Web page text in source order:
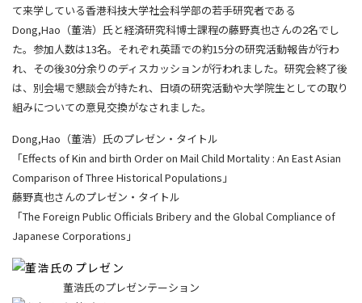
て来学している香港科技大学社会科学部の若手研究者である
Dong,Hao（董浩）氏と経済研究科博士課程の藤野真也さんの2名でし
た。参加人数は13名。それぞれ英語での約15分の研究活動報告が行わ
れ、その後30分余りのディスカッションが行われました。研究会終了後
は、別会場で懇談会が持たれ、日頃の研究活動や大学院生としての取り
組みについての意見交換がなされました。
Dong,Hao（董浩）氏のプレゼン・タイトル
「Effects of Kin and birth Order on Mail Child Mortality : An East Asian
Comparison of Three Historical Populations」
藤野真也さんのプレゼン・タイトル
「The Foreign Public Officials Bribery and the Global Compliance of
Japanese Corporations」
董浩氏のプレゼンテーション